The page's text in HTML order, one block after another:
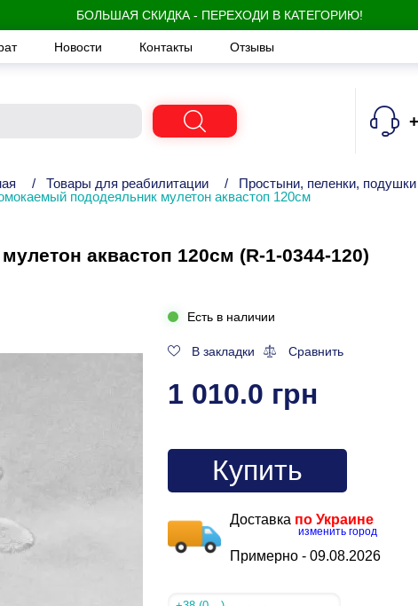
БОЛЬШАЯ СКИДКА - ПЕРЕХОДИ В КАТЕГОРИЮ!
Новости Контакты Отзывы
/ Товары для реабилитации / Простыни, пеленки, подушки
пододеяльник мулетон аквастоп 120см
аквастоп 120см (R-1-0344-120)
Есть в наличии
В закладки Сравнить
1 010.0 грн
Купить
Доставка по Украине
изменить город
Примерно - 09.08.2026